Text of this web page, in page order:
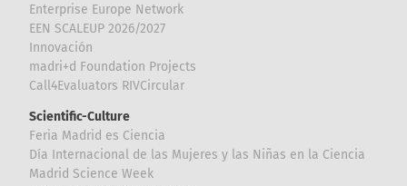
Enterprise Europe Network
EEN SCALEUP 2026/2027
Innovación
madri+d Foundation Projects
Call4Evaluators RIVCircular
Scientific-Culture
Feria Madrid es Ciencia
Día Internacional de las Mujeres y las Niñas en la Ciencia
Madrid Science Week